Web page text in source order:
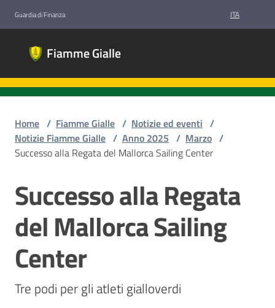
Guardia di Finanza ITA
Fiamme Gialle
Gialle
Gruppi
Sportivi
Finanza
siamo
Discipline
Sezioni
giovanili
Home / Fiamme Gialle / Notizie ed eventi /
Notizie Fiamme Gialle / Anno 2025 / Marzo /
Successo alla Regata del Mallorca Sailing Center
Salta al contenuto
Successo alla Regata
del Mallorca Sailing
Center
Tre podi per gli atleti gialloverdi